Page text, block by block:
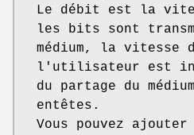
Le débit est la
les bits sont
médium, la vitesse
l'utilisateur est
du partage du
entêtes.
Vous pouvez